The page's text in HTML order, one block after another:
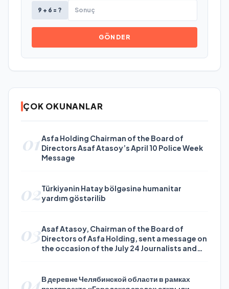
9 + 6 = ?
GÖNDER
ÇOK OKUNANLAR
01Asfa Holding Chairman of the Board of
Directors Asaf Atasoy’s April 10 Police Week
Message
02Türkiyənin Hatay bölgəsinə humanitar
yardım göstərilib
03Asaf Atasoy, Chairman of the Board of
Directors of Asfa Holding, sent a message on
the occasion of the July 24 Journalists and
04В деревне Челябинской области в рамках